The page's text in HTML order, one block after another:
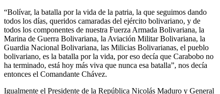
“Bolívar, la batalla por la vida de la patria, la que seguimos dando
todos los días, queridos camaradas del ejército bolivariano, y de
todos los componentes de nuestra Fuerza Armada Bolivariana, la
Marina de Guerra Bolivariana, la Aviación Militar Bolivariana, la
Guardia Nacional Bolivariana, las Milicias Bolivarianas, el pueblo
bolivariano, es la batalla por la vida, por eso decía que Carabobo no
ha terminado, está hoy más viva que nunca esa batalla”, nos decía
entonces el Comandante Chávez.
Igualmente el Presidente de la República Nicolás Maduro y General